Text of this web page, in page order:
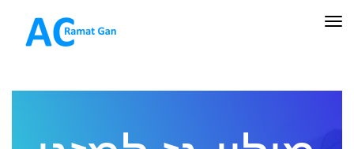
תפריט